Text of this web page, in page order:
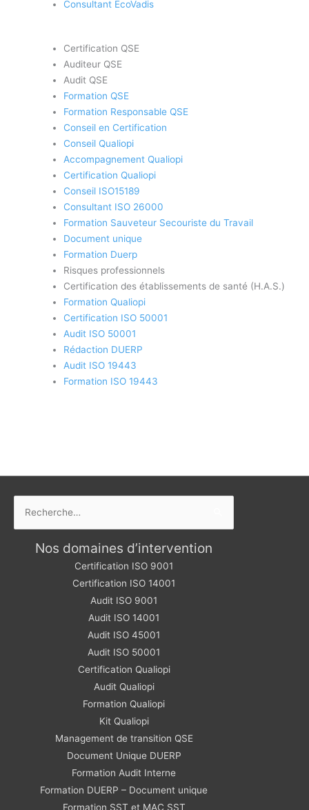
Consultant EcoVadis
Certification QSE
Auditeur QSE
Audit QSE
Formation QSE
Formation Responsable QSE
Conseil en Certification
Conseil Qualiopi
Accompagnement Qualiopi
Certification Qualiopi
Conseil ISO15189
Consultant ISO 26000
Formation Sauveteur Secouriste du Travail
Document unique
Formation Duerp
Risques professionnels
Certification des établissements de santé (H.A.S.)
Formation Qualiopi
Certification ISO 50001
Audit ISO 50001
Rédaction DUERP
Audit ISO 19443
Formation ISO 19443
Nos domaines d’intervention
Certification ISO 9001
Certification ISO 14001
Audit ISO 9001
Audit ISO 14001
Audit ISO 45001
Audit ISO 50001
Certification Qualiopi
Audit Qualiopi
Formation Qualiopi
Kit Qualiopi
Management de transition QSE
Document Unique DUERP
Formation Audit Interne
Formation DUERP – Document unique
Formation SST et MAC SST